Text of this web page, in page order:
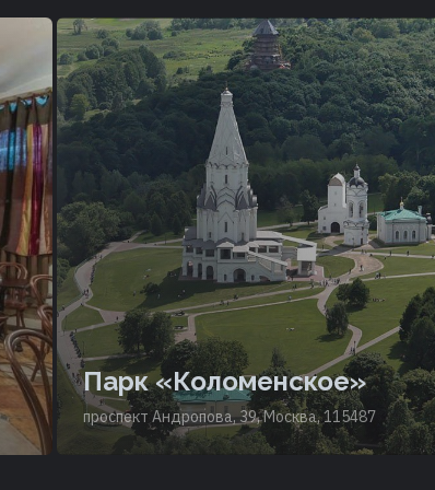
Парк «Коломенское»
проспект Андропова, 39, Москва, 115487